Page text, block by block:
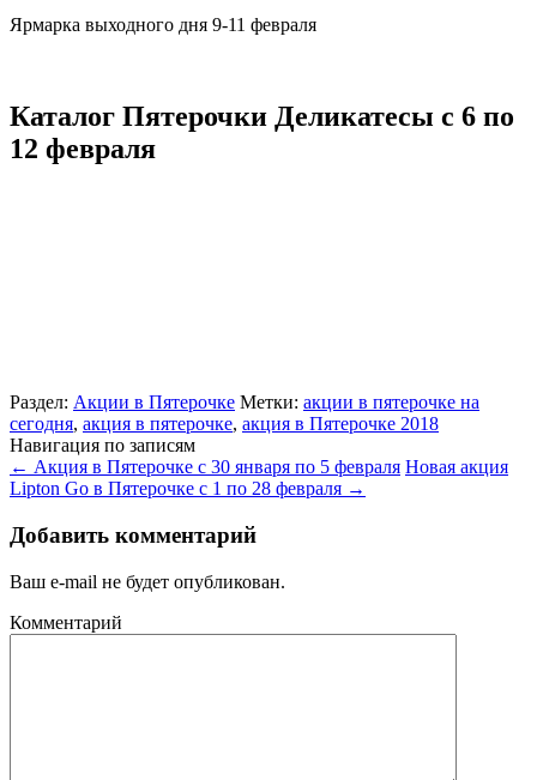
Ярмарка выходного дня 9-11 февраля
Каталог Пятерочки Деликатесы с 6 по
12 февраля
Раздел: Акции в Пятерочке Метки: акции в пятерочке на
сегодня, акция в пятерочке, акция в Пятерочке 2018
Навигация по записям
← Акция в Пятерочке с 30 января по 5 февраля Новая акция
Lipton Go в Пятерочке с 1 по 28 февраля →
Добавить комментарий
Ваш e-mail не будет опубликован.
Комментарий